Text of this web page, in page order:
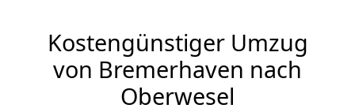
Kostengünstiger Umzug
von Bremerhaven nach
Oberwesel